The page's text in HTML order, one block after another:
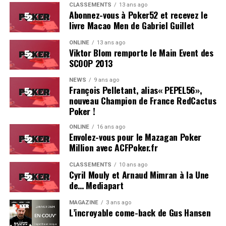
naturellement possible.
Avec le temps, la littérature poker, elle, a quasiment
disparu. Fut une époque où chaque grand champion
offraitsonpropre livre au joueur qui lebustait des
WSOP. Alors que les grandes théories du jeu avaient été
Brunson en tête—, et que chaque joueur sponsorisé
rêvait d’avoir son nom en couverture d’une biographie
ou d’un livre de stratégie (Isabelle Mercier, Patrick
Bruel, les collections de François Montmirel —pour les
francophones), la mode est passée. « Un livre, mais pour
quoi faire ?» répondait un grinder américain à une
où il sortirait
méthode. Désormais, le passage de
témoin se fait par les tutos vidéos, les streaming
surtwitchet, de plus en plus rarement, sur des blogs
éditorialisés pour l’occasion.
CLASSEMENTS 13 ans ago
Abonnez-vous à Poker52 et recevez le
livre Macao Men de Gabriel Guillet
ONLINE 13 ans ago
Viktor Blom remporte le Main Event des
SCOOP 2013
NEWS 9 ans ago
François Pelletant, alias« PEPEL56»,
nouveau Champion de France RedCactus
Poker !
ONLINE 16 ans ago
Envolez-vous pour le Mazagan Poker
Million avec ACFPoker.fr
CLASSEMENTS 10 ans ago
Cyril Mouly et Arnaud Mimran à la Une
de… Mediapart
MAGAZINE 3 ans ago
L’incroyable come-back de Gus Hansen